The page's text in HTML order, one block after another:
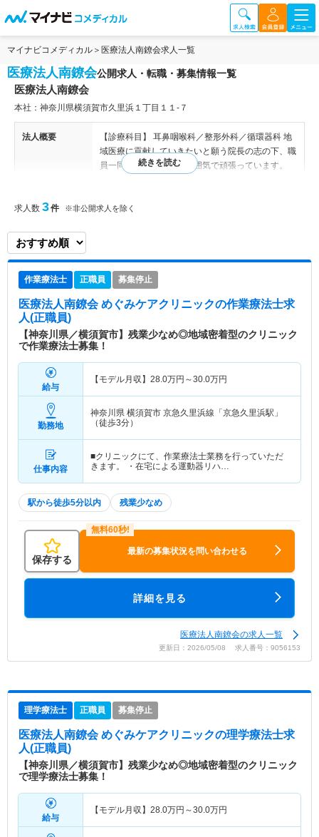
マイナビコメディカル 医療法人南鐐会求人一覧
医療法人南鐐会公開求人・転職・募集情報一覧
医療法人南鐐会
本社：神奈川県横須賀市久里浜１丁目１１-７
法人概要
【診療科目】 耳鼻咽喉科／整形外科／循環器科 地
域医療に貢献していきたいと願う院長の志の下、職
員一同家庭的な明るい雰囲気で頑張っています。
特色
神奈川県横須賀市に位置する位置する整形外科、耳
ますので、子育て中の方も安心して働けます。マイ
勤も便利です。
求人数 3件 ※非公開求人を除く
作業療法士 正職員 募集停止
医療法人南鐐会 めぐみケアクリニックの作業療法士求
人(正職員)
【神奈川県／横須賀市】残業少なめ◎地域密着型のクリニック
で作業療法士募集！
給与
【モデル月収】 28.0万円～30.0万円
勤務地
神奈川県 横須賀市 京急久里浜線「京急久里浜駅」
（徒歩3分）
仕事内容
■クリニックにて、作業療法士業務を行っていただ
きます。 ・在宅による運動器リハ…
駅から徒歩5分以内 残業少なめ
保存する
最新の募集状況を問い合わせる
詳細を見る
医療法人南鐐会の求人一覧
更新日：2026/05/08 求人番号：9056153
理学療法士 正職員 募集停止
医療法人南鐐会 めぐみケアクリニックの理学療法士求
人(正職員)
【神奈川県／横須賀市】残業少なめ◎地域密着型のクリニック
で理学療法士募集！
給与
【モデル月収】 28.0万円～30.0万円